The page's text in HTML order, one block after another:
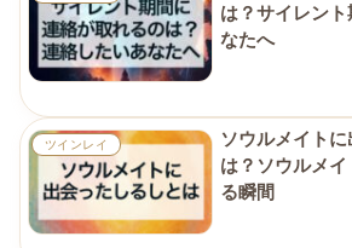
は？サイレン
なたへ
ツインレイ
ソウルメイト
は？ソウルメ
る瞬間